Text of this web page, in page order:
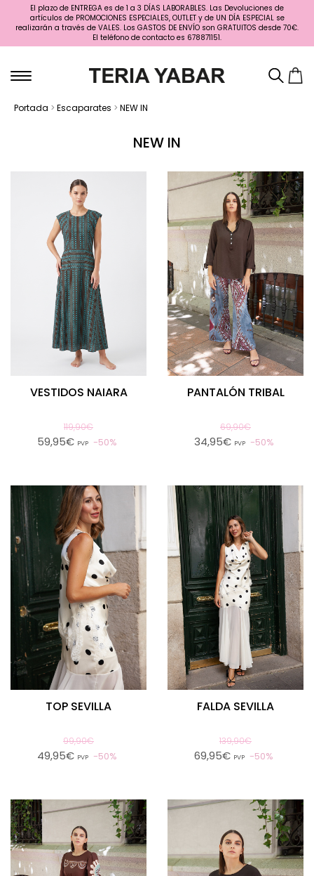
El plazo de ENTREGA es de 1 a 3 DÍAS LABORABLES. Las Devoluciones de
artículos de PROMOCIONES ESPECIALES, OUTLET y de UN DÍA ESPECIAL se
realizarán a través de VALES. Los GASTOS DE ENVÍO son GRATUITOS desde 70€.
El teléfono de contacto es 678871151.
Portada > Escaparates > NEW IN
NEW IN
VESTIDOS NAIARA
119,90€
59,95€ PVP 50%
PANTALÓN TRIBAL
69,90€
34,95€ PVP 50%
TOP SEVILLA
99,90€
49,95€ PVP 50%
FALDA SEVILLA
139,90€
69,95€ PVP 50%